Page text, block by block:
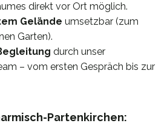
direkt vor Ort möglich.
Gelände umsetzbar (zum
Garten).
durch unser
– vom ersten Gespräch bis zur
Partenkirchen: